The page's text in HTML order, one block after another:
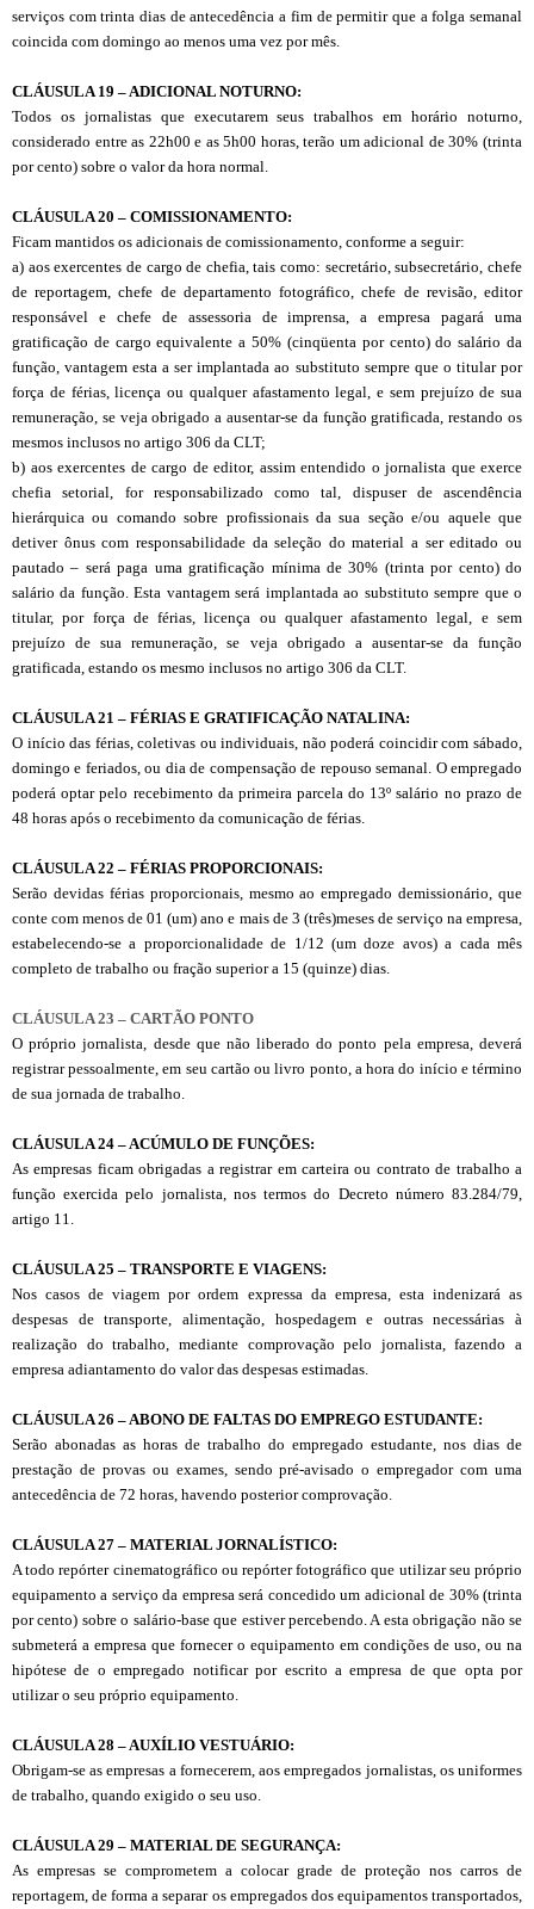
serviços com trinta dias de antecedência a fim de permitir que a folga semanal
coincida com domingo ao menos uma vez por mês.
CLÁUSULA 19 – ADICIONAL NOTURNO:
Todos os jornalistas que executarem seus trabalhos em horário noturno,
considerado entre as 22h00 e as 5h00 horas, terão um adicional de 30% (trinta
por cento) sobre o valor da hora normal.
CLÁUSULA 20 – COMISSIONAMENTO:
Ficam mantidos os adicionais de comissionamento, conforme a seguir:
a) aos exercentes de cargo de chefia, tais como: secretário, subsecretário, chefe
de reportagem, chefe de departamento fotográfico, chefe de revisão, editor
responsável e chefe de assessoria de imprensa, a empresa pagará uma
gratificação de cargo equivalente a 50% (cinqüenta por cento) do salário da
função, vantagem esta a ser implantada ao substituto sempre que o titular por
força de férias, licença ou qualquer afastamento legal, e sem prejuízo de sua
remuneração, se veja obrigado a ausentar-se da função gratificada, restando os
mesmos inclusos no artigo 306 da CLT;
b) aos exercentes de cargo de editor, assim entendido o jornalista que exerce
chefia setorial, for responsabilizado como tal, dispuser de ascendência
hierárquica ou comando sobre profissionais da sua seção e/ou aquele que
detiver ônus com responsabilidade da seleção do material a ser editado ou
pautado – será paga uma gratificação mínima de 30% (trinta por cento) do
salário da função. Esta vantagem será implantada ao substituto sempre que o
titular, por força de férias, licença ou qualquer afastamento legal, e sem
prejuízo de sua remuneração, se veja obrigado a ausentar-se da função
gratificada, estando os mesmo inclusos no artigo 306 da CLT.
CLÁUSULA 21 – FÉRIAS E GRATIFICAÇÃO NATALINA:
O início das férias, coletivas ou individuais, não poderá coincidir com sábado,
domingo e feriados, ou dia de compensação de repouso semanal. O empregado
poderá optar pelo recebimento da primeira parcela do 13º salário no prazo de
48 horas após o recebimento da comunicação de férias.
CLÁUSULA 22 – FÉRIAS PROPORCIONAIS:
Serão devidas férias proporcionais, mesmo ao empregado demissionário, que
conte com menos de 01 (um) ano e mais de 3 (três)meses de serviço na empresa,
estabelecendo-se a proporcionalidade de 1/12 (um doze avos) a cada mês
completo de trabalho ou fração superior a 15 (quinze) dias.
CLÁUSULA 23 – CARTÃO PONTO
O próprio jornalista, desde que não liberado do ponto pela empresa, deverá
registrar pessoalmente, em seu cartão ou livro ponto, a hora do início e término
de sua jornada de trabalho.
CLÁUSULA 24 – ACÚMULO DE FUNÇÕES:
As empresas ficam obrigadas a registrar em carteira ou contrato de trabalho a
função exercida pelo jornalista, nos termos do Decreto número 83.284/79,
artigo 11.
CLÁUSULA 25 – TRANSPORTE E VIAGENS:
Nos casos de viagem por ordem expressa da empresa, esta indenizará as
despesas de transporte, alimentação, hospedagem e outras necessárias à
realização do trabalho, mediante comprovação pelo jornalista, fazendo a
empresa adiantamento do valor das despesas estimadas.
CLÁUSULA 26 – ABONO DE FALTAS DO EMPREGO ESTUDANTE:
Serão abonadas as horas de trabalho do empregado estudante, nos dias de
prestação de provas ou exames, sendo pré-avisado o empregador com uma
antecedência de 72 horas, havendo posterior comprovação.
CLÁUSULA 27 – MATERIAL JORNALÍSTICO:
A todo repórter cinematográfico ou repórter fotográfico que utilizar seu próprio
equipamento a serviço da empresa será concedido um adicional de 30% (trinta
por cento) sobre o salário-base que estiver percebendo. A esta obrigação não se
submeterá a empresa que fornecer o equipamento em condições de uso, ou na
hipótese de o empregado notificar por escrito a empresa de que opta por
utilizar o seu próprio equipamento.
CLÁUSULA 28 – AUXÍLIO VESTUÁRIO:
Obrigam-se as empresas a fornecerem, aos empregados jornalistas, os uniformes
de trabalho, quando exigido o seu uso.
CLÁUSULA 29 – MATERIAL DE SEGURANÇA:
As empresas se comprometem a colocar grade de proteção nos carros de
reportagem, de forma a separar os empregados dos equipamentos transportados,